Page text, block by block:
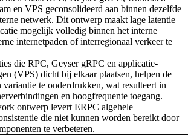
en VPS geconsolideerd aan binnen dezelfde
netwerk. Dit ontwerp maakt lage latentie
mogelijk volledig binnen het interne
internetpaden of interregionaal verkeer te
die RPC, Geyser gRPC en applicatie-
(VPS) dicht bij elkaar plaatsen, helpen de
te onderdrukken, wat resulteert in
en hoogfrequente toegang.
ontwerp levert ERPC algehele
die niet kunnen worden bereikt door
te verbeteren.